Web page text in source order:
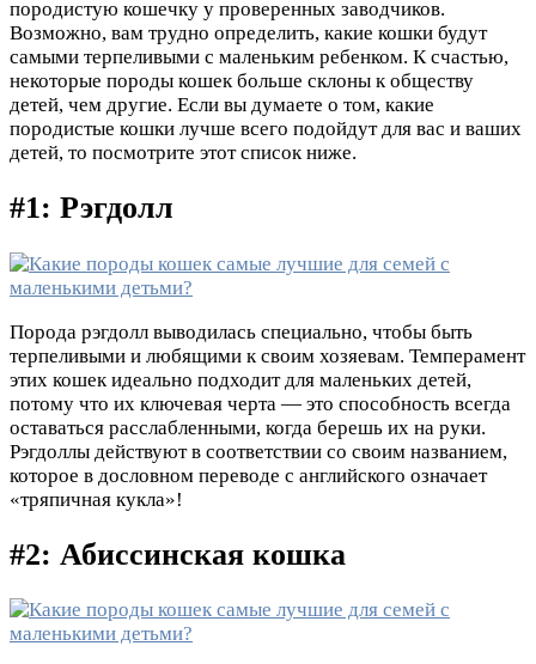
породистую кошечку у проверенных заводчиков.
Возможно, вам трудно определить, какие кошки будут
самыми терпеливыми с маленьким ребенком. К счастью,
некоторые породы кошек больше склоны к обществу
детей, чем другие. Если вы думаете о том, какие
породистые кошки лучше всего подойдут для вас и ваших
детей, то посмотрите этот список ниже.
#1: Рэгдолл
Порода рэгдолл выводилась специально, чтобы быть
терпеливыми и любящими к своим хозяевам. Темперамент
этих кошек идеально подходит для маленьких детей,
потому что их ключевая черта — это способность всегда
оставаться расслабленными, когда берешь их на руки.
Рэгдоллы действуют в соответствии со своим названием,
которое в дословном переводе с английского означает
«тряпичная кукла»!
#2: Абиссинская кошка